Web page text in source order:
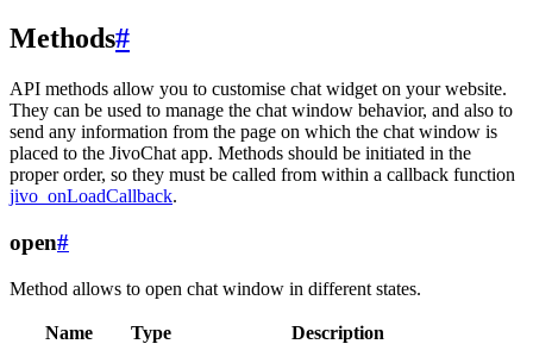
Methods#
API methods allow you to customise chat widget on your website.
They can be used to manage the chat window behavior, and also to
send any information from the page on which the chat window is
placed to the JivoChat app. Methods should be initiated in the
proper order, so they must be called from within a callback function
jivo_onLoadCallback.
open#
Method allows to open chat window in different states.
Name Type
Description